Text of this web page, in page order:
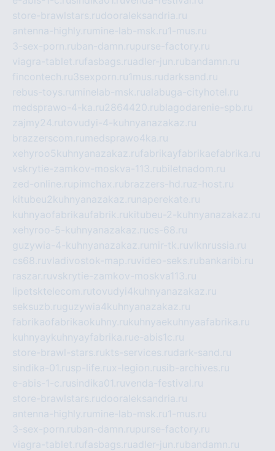
store-brawlstars.rudooraleksandria.ru
antenna-highly.ru mine-lab-msk.ru1-mus.ru
3-sex-porn.ruban-damn.rupurse-factory.ru
viagra-tablet.rufasbags.ruadler-jun.rubandamn.ru
fincontech.ru3sexporn.ru1mus.rudarksand.ru
rebus-toys.ru minelab-msk.rualabuga-cityhotel.ru
medsprawo-4-ka.ru2864420.rublagodarenie-spb.ru
zajmy24.rutovudyi-4-kuhnyanazakaz.ru
brazzerscom.ru medsprawo4ka.ru
xehyroo5kuhnyanazakaz.rufabrikayfabrikaefabrika.ru
vskrytie-zamkov-moskva-113.rubiletnadom.ru
zed-online.rupimchax.rubrazzers-hd.ruz-host.ru
kitubeu2kuhnyanazakaz.ru naperekate.ru
kuhnyaofabrikaufabrik.rukitubeu-2-kuhnyanazakaz.ru
xehyroo-5-kuhnyanazakaz.rucs-68.ru
guzywia-4-kuhnyanazakaz.ru mir-tk.ruvlknrussia.ru
cs68.ruvladivostok-map.ruvideo-seks.rubankaribi.ru
raszar.ruvskrytie-zamkov-moskva113.ru
lipetsktelecom.rutovudyi4kuhnyanazakaz.ru
seksuzb.ruguzywia4kuhnyanazakaz.ru
fabrikaofabrikaokuhny.rukuhnyaekuhnyaafabrika.ru
kuhnyaykuhnyayfabrika.rue-abis1c.ru
store-brawl-stars.rukts-services.rudark-sand.ru
sindika-01.rusp-life.rux-legion.rusib-archives.ru
e-abis-1-c.rusindika01.ruvenda-festival.ru
store-brawlstars.rudooraleksandria.ru
antenna-highly.ru mine-lab-msk.ru1-mus.ru
3-sex-porn.ruban-damn.rupurse-factory.ru
viagra-tablet.rufasbags.ruadler-jun.rubandamn.ru